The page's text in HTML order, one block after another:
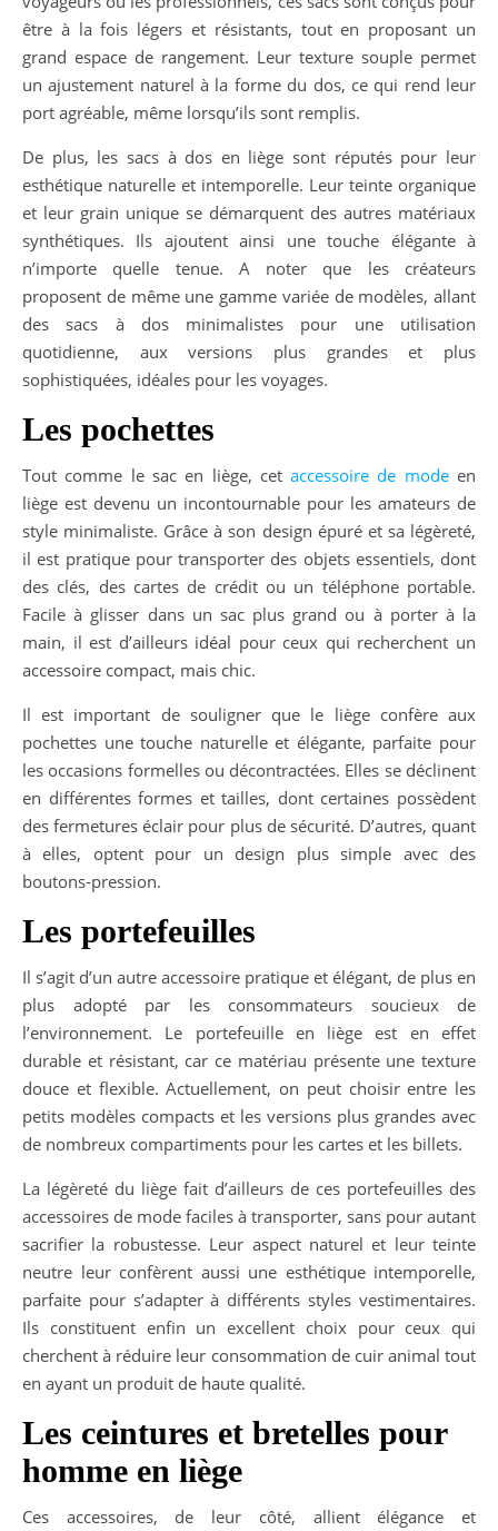
être à la fois légers et résistants, tout en proposant un
grand espace de rangement. Leur texture souple permet
un ajustement naturel à la forme du dos, ce qui rend leur
port agréable, même lorsqu’ils sont remplis.
De plus, les sacs à dos en liège sont réputés pour leur
esthétique naturelle et intemporelle. Leur teinte organique
et leur grain unique se démarquent des autres matériaux
synthétiques. Ils ajoutent ainsi une touche élégante à
n’importe quelle tenue. A noter que les créateurs
proposent de même une gamme variée de modèles, allant
des sacs à dos minimalistes pour une utilisation
quotidienne, aux versions plus grandes et plus
sophistiquées, idéales pour les voyages.
Les pochettes
Tout comme le sac en liège, cetaccessoire de modeen
liège est devenu un incontournable pour les amateurs de
style minimaliste. Grâce à son design épuré et sa légèreté,
il est pratique pour transporter des objets essentiels, dont
des clés, des cartes de crédit ou un téléphone portable.
Facile à glisser dans un sac plus grand ou à porter à la
main, il est d’ailleurs idéal pour ceux qui recherchent un
accessoire compact, mais chic.
Il est important de souligner que le liège confère aux
pochettes une touche naturelle et élégante, parfaite pour
les occasions formelles ou décontractées. Elles se déclinent
en différentes formes et tailles, dont certaines possèdent
des fermetures éclair pour plus de sécurité. D’autres, quant
à elles, optent pour un design plus simple avec des
boutons-pression.
Les portefeuilles
Il s’agit d’un autre accessoire pratique et élégant, de plus en
plus adopté par les consommateurs soucieux de
l’environnement. Le portefeuille en liège est en effet
durable et résistant, car ce matériau présente une texture
douce et flexible. Actuellement, on peut choisir entre les
petits modèles compacts et les versions plus grandes avec
de nombreux compartiments pour les cartes et les billets.
La légèreté du liège fait d’ailleurs de ces portefeuilles des
accessoires de mode faciles à transporter, sans pour autant
sacrifier la robustesse. Leur aspect naturel et leur teinte
neutre leur confèrent aussi une esthétique intemporelle,
parfaite pour s’adapter à différents styles vestimentaires.
Ils constituent enfin un excellent choix pour ceux qui
cherchent à réduire leur consommation de cuir animal tout
en ayant un produit de haute qualité.
Les ceintures et bretelles pour
homme en liège
Ces accessoires, de leur côté, allient élégance et